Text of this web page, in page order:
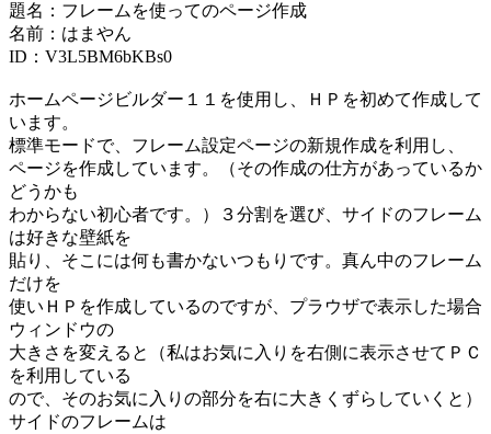
題名：フレームを使ってのページ作成
名前：はまやん
ID：V3L5BM6bKBs0
ホームページビルダー１１を使用し、ＨＰを初めて作成して
います。
標準モードで、フレーム設定ページの新規作成を利用し、
ページを作成しています。（その作成の仕方があっているか
どうかも
わからない初心者です。）３分割を選び、サイドのフレーム
は好きな壁紙を
貼り、そこには何も書かないつもりです。真ん中のフレーム
だけを
使いＨＰを作成しているのですが、プラウザで表示した場合
ウィンドウの
大きさを変えると（私はお気に入りを右側に表示させてＰＣ
を利用している
ので、そのお気に入りの部分を右に大きくずらしていくと）
サイドのフレームは